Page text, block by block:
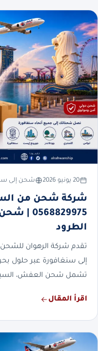
20 يونيو 2026 شحن إلى
شركة شحن من
الطرود
تقدم شركة الرهوان
إلى سنغافورة عبر حلول
تشمل شحن العفش،
اقرأ المقال